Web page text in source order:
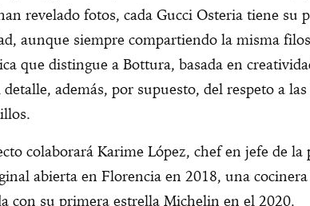
revelado fotos, cada Gucci Osteria tiene su
aunque siempre compartiendo la misma
que distingue a Bottura, basada en
además, por supuesto, del respeto a
colaborará Karime López, chef en jefe de la
abierta en Florencia en 2018, una
con su primera estrella Michelin en el 2020.